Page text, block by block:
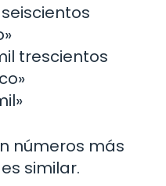
seiscientos
trescientos
números más
similar.